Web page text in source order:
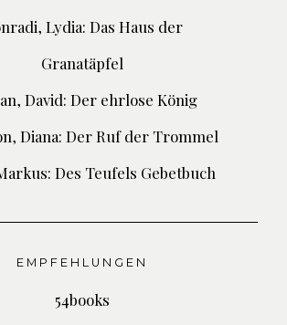
Lydia: Das Haus der
Granatäpfel
David: Der ehrlose König
Diana: Der Ruf der Trommel
Des Teufels Gebetbuch
EMPFEHLUNGEN
54books